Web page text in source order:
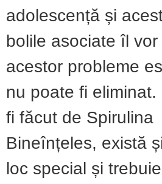
adolescență și
bolile asociate îl
acestor probleme
nu poate fi
fi făcut de Spirulina
Bineînțeles, există
loc special și